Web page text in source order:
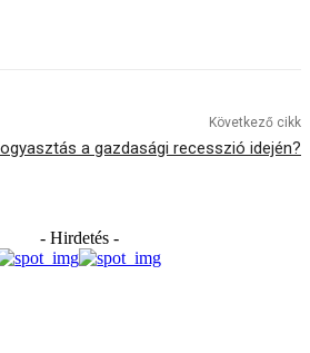
Következő cikk
a gazdasági recesszió idején?
- Hirdetés -